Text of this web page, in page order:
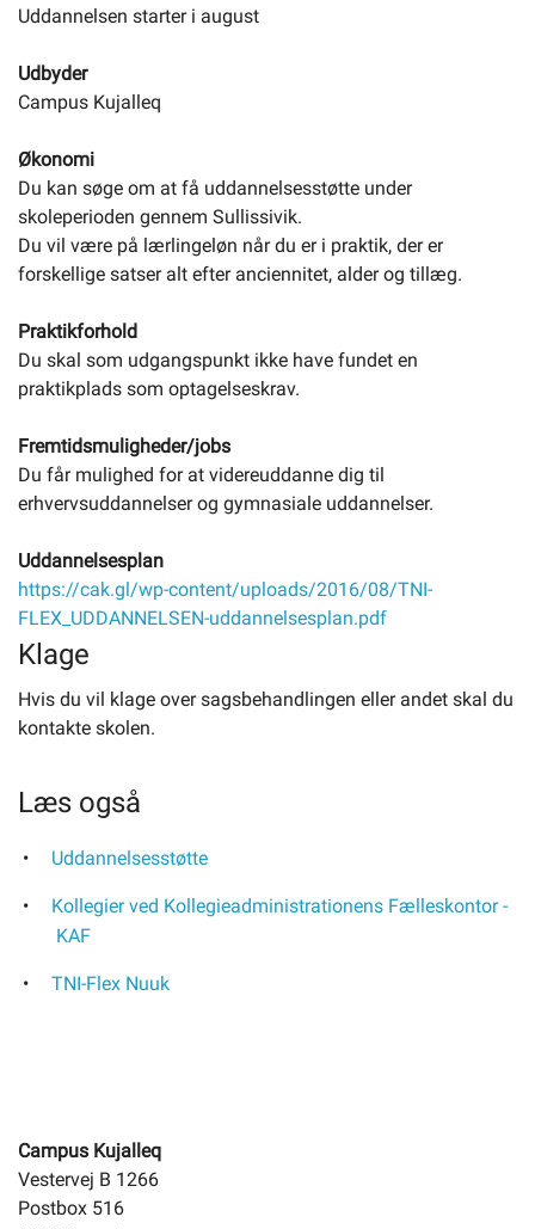
Uddannelsen starter i august
Udbyder
Campus Kujalleq
Økonomi
Du kan søge om at få uddannelsesstøtte under
skoleperioden gennem Sullissivik.
Du vil være på lærlingeløn når du er i praktik, der er
forskellige satser alt efter anciennitet, alder og tillæg.
Praktikforhold
Du skal som udgangspunkt ikke have fundet en
praktikplads som optagelseskrav.
Fremtidsmuligheder/jobs
Du får mulighed for at videreuddanne dig til
erhvervsuddannelser og gymnasiale uddannelser.
Uddannelsesplan
https://cak.gl/wp-content/uploads/2016/08/TNI-
FLEX_UDDANNELSEN-uddannelsesplan.pdf
Klage
Hvis du vil klage over sagsbehandlingen eller andet skal du
kontakte skolen.
Læs også
Uddannelsesstøtte
Kollegier ved Kollegieadministrationens Fælleskontor -
KAF
TNI-Flex Nuuk
Campus Kujalleq
Vestervej B 1266
Postbox 516